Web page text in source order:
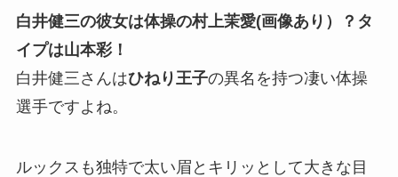
白井健三の彼女は体操の村上茉愛(画像あり）？タ
イプは山本彩！
白井健三さんはひねり王子の異名を持つ凄い体操
選手ですよね。
ルックスも独特で太い眉とキリッとして大きな目